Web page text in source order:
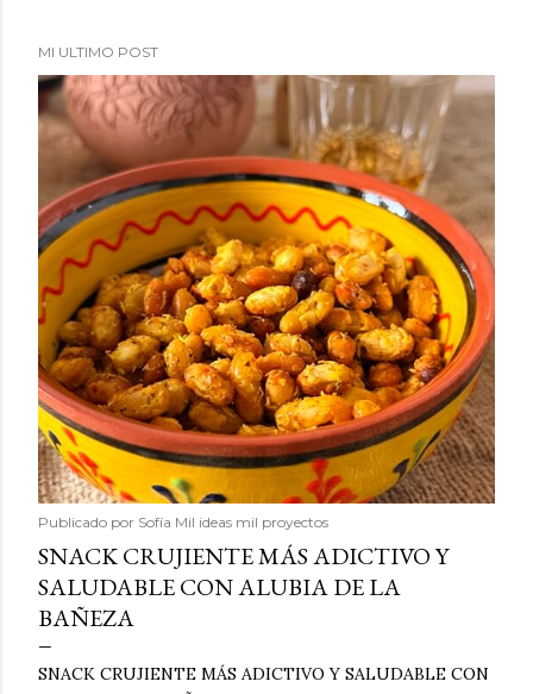
MI ULTIMO POST
Publicado por Sofía Mil ideas mil proyectos
SNACK CRUJIENTE MÁS ADICTIVO Y
SALUDABLE CON ALUBIA DE LA
BAÑEZA
SNACK CRUJIENTE MÁS ADICTIVO Y SALUDABLE CON